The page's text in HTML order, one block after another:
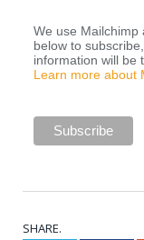
We use Mailchimp
below to
information will be
Learn more about
SHARE.